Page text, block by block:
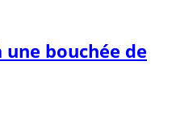
une bouchée de